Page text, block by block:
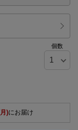
個数
)にお届け